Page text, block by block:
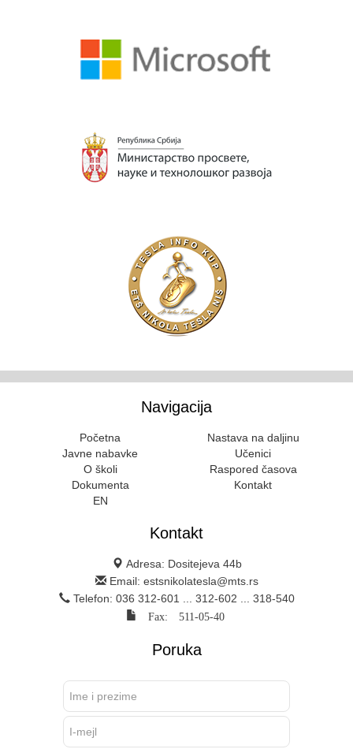
Navigacija
Početna
Nastava na daljinu
Javne nabavke
Učenici
O školi
Raspored časova
Dokumenta
Kontakt
EN
Kontakt
Adresa: Dositejeva 44b
Email: estsnikolatesla@mts.rs
Telefon: 036 312-601 ... 312-602 ... 318-540
Fax: 511-05-40
Poruka